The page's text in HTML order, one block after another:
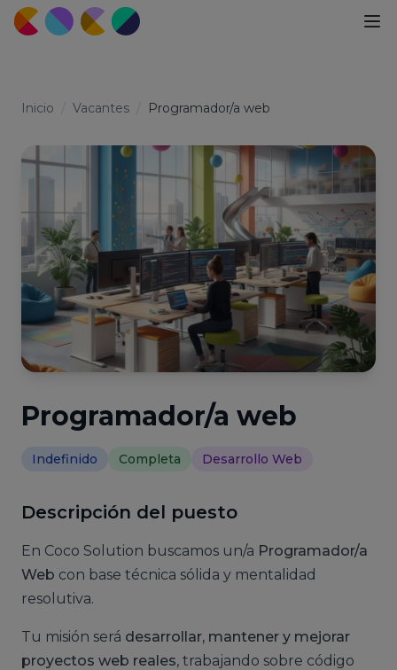
Inicio Vacantes Programador/a web
Programador/a web
Indefinido Completa Desarrollo Web
Descripción del puesto
En Coco Solution buscamos un/a Programador/a
Web con base técnica sólida y mentalidad
resolutiva.
Tu misión será desarrollar, mantener y mejorar
proyectos web reales, trabajando sobre código